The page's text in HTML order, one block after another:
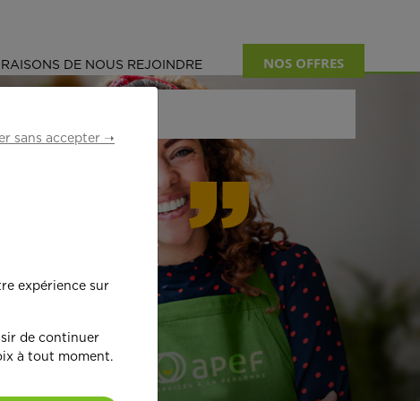
DE NOUS REJOINDRE NOS OFFRES
ur !
sans accepter ➝
expérience sur
de continuer
à tout moment.